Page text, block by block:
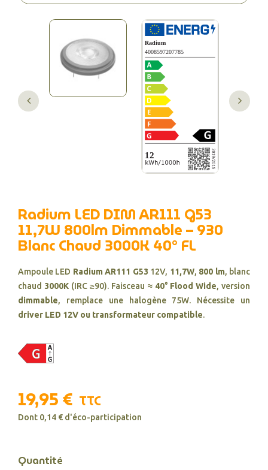
Radium LED DIM AR111 G53
11,7W 800lm Dimmable – 930
Blanc Chaud 3000K 40° FL
Ampoule LED Radium AR111 G53 12V, 11,7W, 800 lm, blanc
chaud 3000K (IRC ≥90). Faisceau ≈ 40° Flood Wide, version
dimmable, remplace une halogène 75W. Nécessite un
driver LED 12V ou transformateur compatible.
19,95 € TTC
Dont 0,14 € d'éco-participation
Quantité